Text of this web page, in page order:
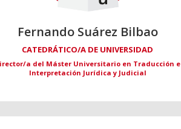
Fernando Suárez Bilbao
CATEDRÁTICO/A DE UNIVERSIDAD
a del Máster Universitario en Traducción e
Interpretación Jurídica y Judicial